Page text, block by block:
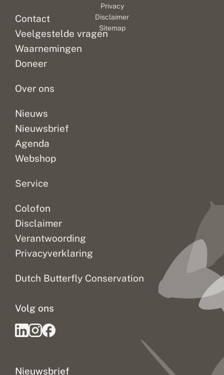
Contact
Veelgestelde vragen
Waarnemingen
Doneer
Over ons
Nieuws
Nieuwsbrief
Agenda
Webshop
Service
Colofon
Disclaimer
Verantwoording
Privacyverklaring
Dutch Butterfly Conservation
Nieuwsbrief
Volg ons
Privacy
Disclaimer
Sitemap